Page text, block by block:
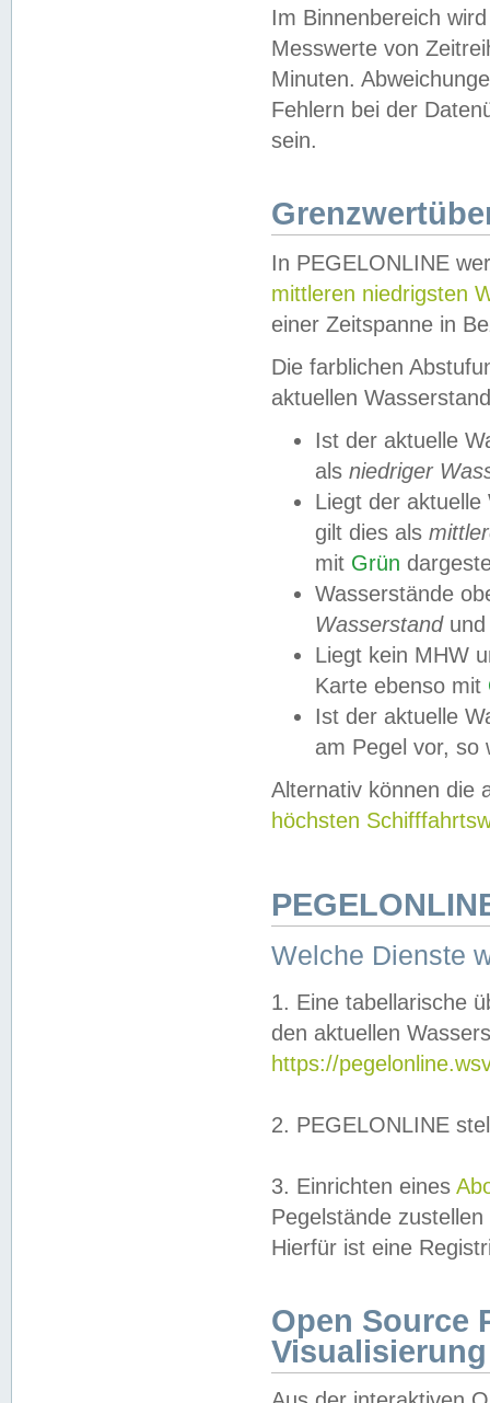
Im Binnenbereich
Messwerte von
Minuten.
Fehlern bei der
sein.
In PEGELONLINE
mittleren niedrigsten
einer Zeitspanne in
Die farblichen
aktuellen
Ist der aktuelle
als niedriger
Liegt der
gilt dies als
mit Grün
Wasserstände
Wasserstandund
Liegt kein MHW
Karte ebenso mit
Ist der aktuelle
am Pegel vor,
Alternativ können die
höchsten
Welche Dienste
1. Eine tabellarische
den aktuellen
https://
2. PEGELONLINE
3. Einrichten eines
Pegelstände
Hierfür ist eine
Open Source
Visualisierung